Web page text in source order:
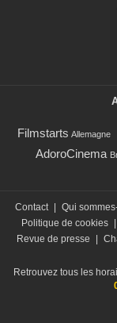
Filmstarts Allemagne
AdoroCinema
Contact | Qui
Politique de cookies |
Revue de presse
|
Retrouvez tous les